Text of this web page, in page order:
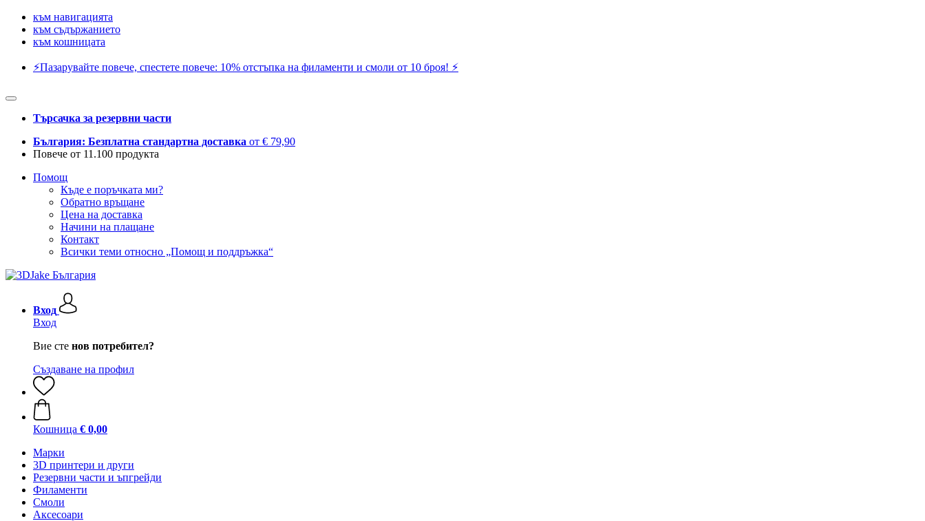
към навигацията
към съдържанието
към кошницата
⚡️Пазарувайте повече, спестете повече: 10% отстъпка на филаменти и смоли от 10 броя! ⚡️
Търсачка за резервни части
България: Безплатна стандартна доставка от € 79,90
Повече от 11.100 продукта
Помощ
Къде е поръчката ми?
Обратно връщане
Цена на доставка
Начини на плащане
Контакт
Всички теми относно „Помощ и поддръжка“
Вход
Вход
Вие сте нов потребител?
Създаване на профил
Кошница € 0,00
Mарки
3D принтери и други
Резервни части и ъпгрейди
Филаменти
Смоли
Аксесоари